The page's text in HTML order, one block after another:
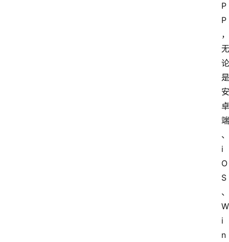
P
P
，
无
论
是
安
卓
端
、
i
O
S
、
W
i
n